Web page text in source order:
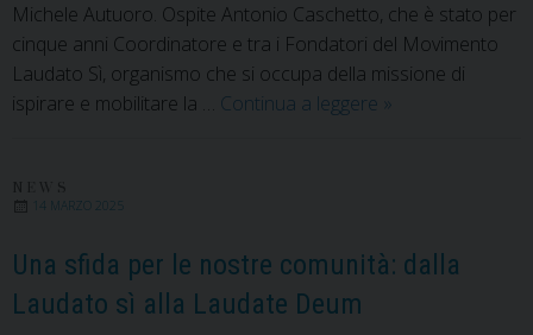
Michele Autuoro. Ospite Antonio Caschetto, che è stato per
cinque anni Coordinatore e tra i Fondatori del Movimento
Laudato Sì, organismo che si occupa della missione di
ispirare e mobilitare la … Continua a leggere Vivere
quotidianità
della
»
14 MARZO 2025
Una sfida per le nostre comunità: dalla
Laudato sì alla Laudate Deum